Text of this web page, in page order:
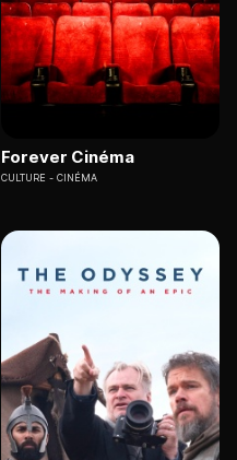
Forever Cinéma
CULTURE CINÉMA